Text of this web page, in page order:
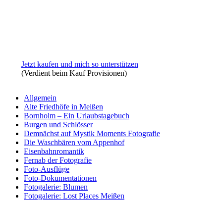
Jetzt kaufen und mich so unterstützen
(Verdient beim Kauf Provisionen)
Allgemein
Alte Friedhöfe in Meißen
Bornholm – Ein Urlaubstagebuch
Burgen und Schlösser
Demnächst auf Mystik Moments Fotografie
Die Waschbären vom Appenhof
Eisenbahnromantik
Fernab der Fotografie
Foto-Ausflüge
Foto-Dokumentationen
Fotogalerie: Blumen
Fotogalerie: Lost Places Meißen